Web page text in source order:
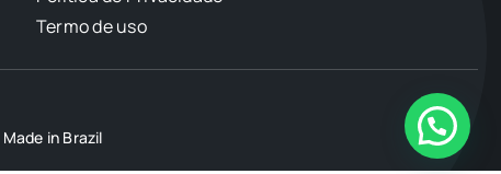
Termo de uso
in Brazil